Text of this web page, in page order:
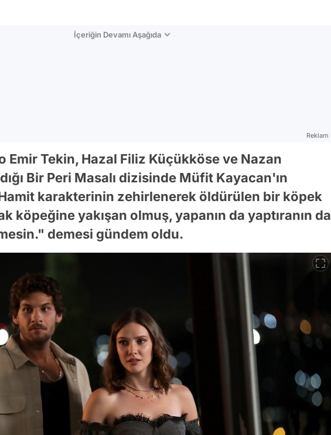
İçeriğin Devamı Aşağıda
Reklam
Emir Tekin, Hazal Filiz Küçükköse ve Nazan
Bir Peri Masalı dizisinde Müfit Kayacan'ın
Hamit karakterinin zehirlenerek öldürülen bir köpek
köpeğine yakışan olmuş, yapanın da yaptıranın da
demesi gündem oldu.